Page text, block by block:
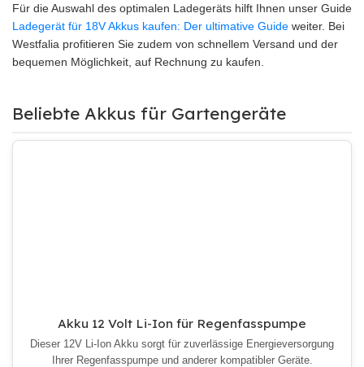
Für die Auswahl des optimalen Ladegeräts hilft Ihnen unser Guide
Ladegerät für 18V Akkus kaufen: Der ultimative Guide weiter. Bei
Westfalia profitieren Sie zudem von schnellem Versand und der
bequemen Möglichkeit, auf Rechnung zu kaufen.
Beliebte Akkus für Gartengeräte
Akku 12 Volt Li-Ion für Regenfasspumpe
Dieser 12V Li-Ion Akku sorgt für zuverlässige Energieversorgung
Ihrer Regenfasspumpe und anderer kompatibler Geräte.